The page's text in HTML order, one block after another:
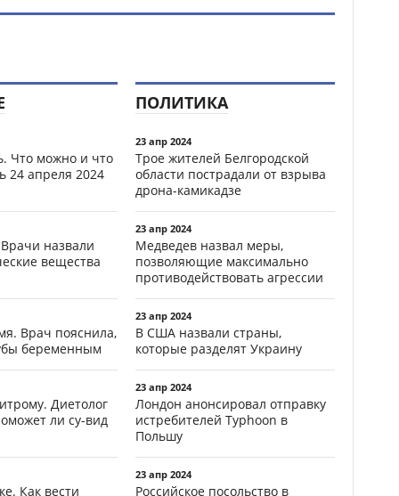
Что можно и что
24 апреля 2024
назвали
вещества
Врач пояснила,
беременным
Диетолог
ли су-вид
Как вести
ПОЛИТИКА
23 апр 2024
Трое жителей Белгородской
области пострадали от взрыва
дрона-камикадзе
23 апр 2024
Медведев назвал меры,
позволяющие максимально
противодействовать агрессии
23 апр 2024
В США назвали страны,
которые разделят Украину
23 апр 2024
Лондон анонсировал отправку
истребителей Typhoon в
Польшу
23 апр 2024
Российское посольство в